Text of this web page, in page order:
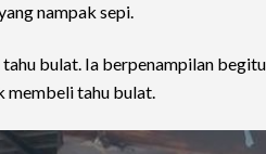
nampak sepi.
bulat. Ia berpenampilan
membeli tahu bulat.